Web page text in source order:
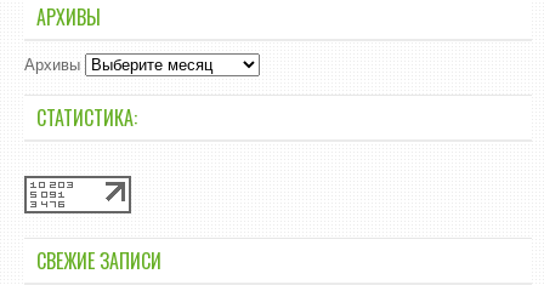
АРХИВЫ
Архивы
СТАТИСТИКА:
СВЕЖИЕ ЗАПИСИ